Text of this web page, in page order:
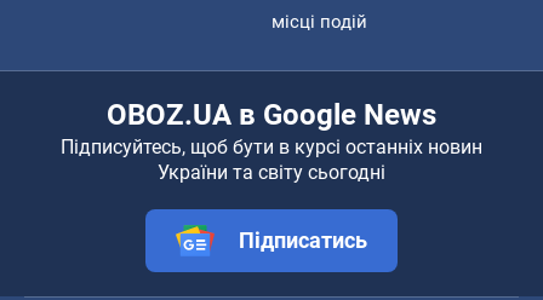
місці подій
OBOZ.UA в Google News
Підписуйтесь, щоб бути в курсі останніх новин
України та світу сьогодні
Підписатись